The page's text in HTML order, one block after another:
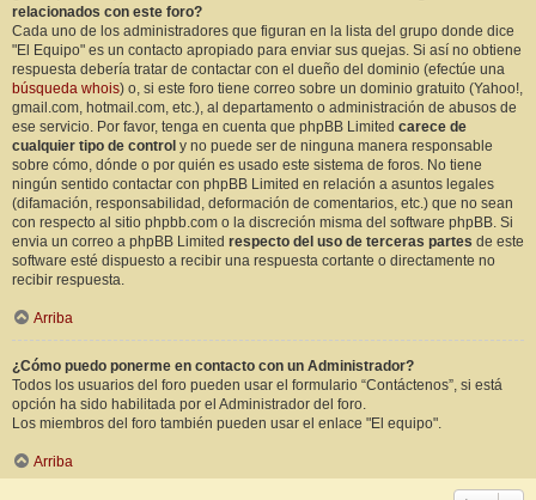
relacionados con este foro?
Cada uno de los administradores que figuran en la lista del grupo donde dice
"El Equipo" es un contacto apropiado para enviar sus quejas. Si así no obtiene
respuesta debería tratar de contactar con el dueño del dominio (efectúe una
búsqueda whois) o, si este foro tiene correo sobre un dominio gratuito (Yahoo!,
gmail.com, hotmail.com, etc.), al departamento o administración de abusos de
ese servicio. Por favor, tenga en cuenta que phpBB Limited carece de
cualquier tipo de control y no puede ser de ninguna manera responsable
sobre cómo, dónde o por quién es usado este sistema de foros. No tiene
ningún sentido contactar con phpBB Limited en relación a asuntos legales
(difamación, responsabilidad, deformación de comentarios, etc.) que no sean
con respecto al sitio phpbb.com o la discreción misma del software phpBB. Si
envia un correo a phpBB Limited respecto del uso de terceras partes de este
software esté dispuesto a recibir una respuesta cortante o directamente no
recibir respuesta.
Arriba
¿Cómo puedo ponerme en contacto con un Administrador?
Todos los usuarios del foro pueden usar el formulario “Contáctenos”, si está
opción ha sido habilitada por el Administrador del foro.
Los miembros del foro también pueden usar el enlace "El equipo".
Arriba